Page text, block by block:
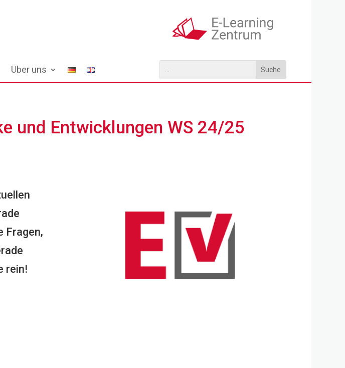
Über uns
und Entwicklungen WS 24/25
Fragen,
rein!